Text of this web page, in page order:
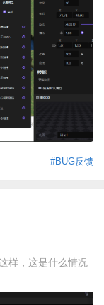
#BUG反馈
样，这是什么情况